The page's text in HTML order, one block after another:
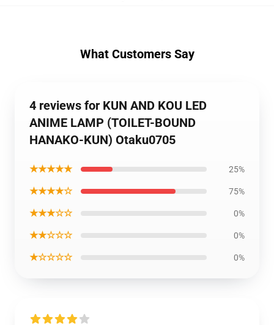
What Customers Say
4 reviews for KUN AND KOU LED
ANIME LAMP (TOILET-BOUND
HANAKO-KUN) Otaku0705
★★★★★ 25%
★★★★☆ 75%
★★★☆☆ 0%
★★☆☆☆ 0%
★☆☆☆☆ 0%